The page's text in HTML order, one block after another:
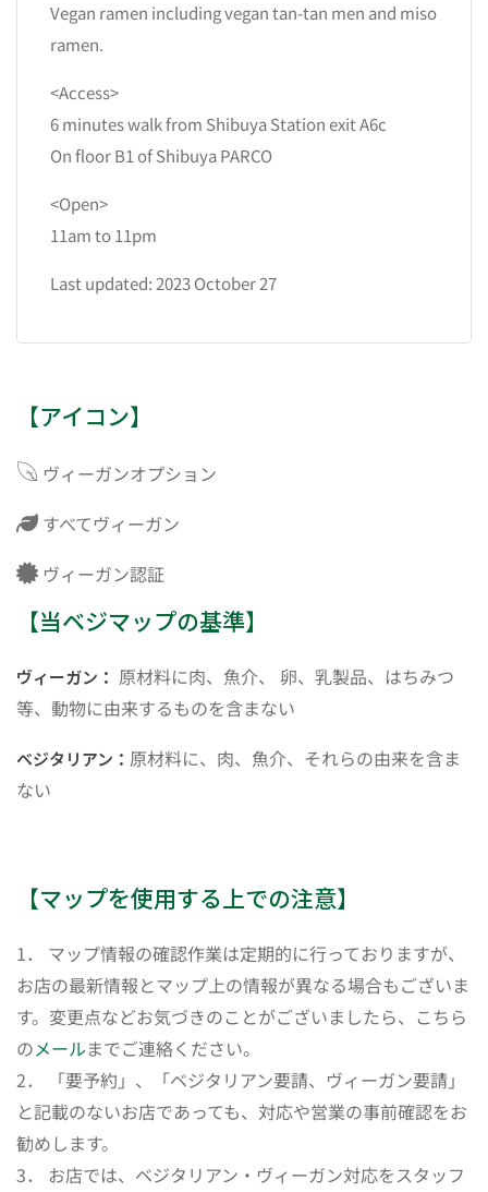
Vegan ramen including vegan tan-tan men and miso
ramen.
<Access>
6 minutes walk from Shibuya Station exit A6c
On floor B1 of Shibuya PARCO
<Open>
11am to 11pm
Last updated: 2023 October 27
【アイコン】
ヴィーガンオプション
すべてヴィーガン
ヴィーガン認証
【当ベジマップの基準】
ヴィーガン： 原材料に肉、魚介、 卵、乳製品、はちみつ
等、動物に由来するものを含まない
ベジタリアン： 原材料に、肉、魚介、それらの由来を含ま
ない
【マップを使用する上での注意】
1． マップ情報の確認作業は定期的に行っておりますが、
お店の最新情報とマップ上の情報が異なる場合もございま
す。変更点などお気づきのことがございましたら、こちら
のメールまでご連絡ください。
2． 「要予約」、「ベジタリアン要請、ヴィーガン要請」
と記載のないお店であっても、対応や営業の事前確認をお
勧めします。
3． お店では、ベジタリアン・ヴィーガン対応をスタッフ